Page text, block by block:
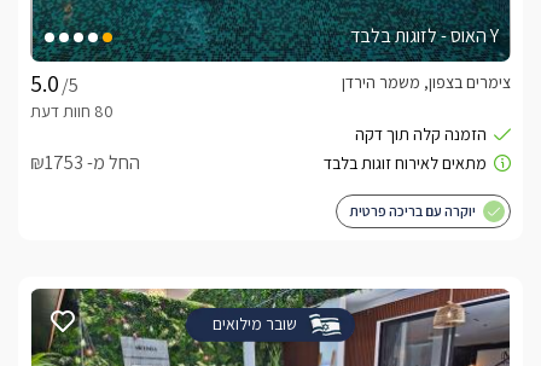
Y האוס - לזוגות בלבד
/5
צימרים בצפון, משמר הירדן
החל מ- ₪1753
יוקרה עם בריכה פרטית
שובר מילואים